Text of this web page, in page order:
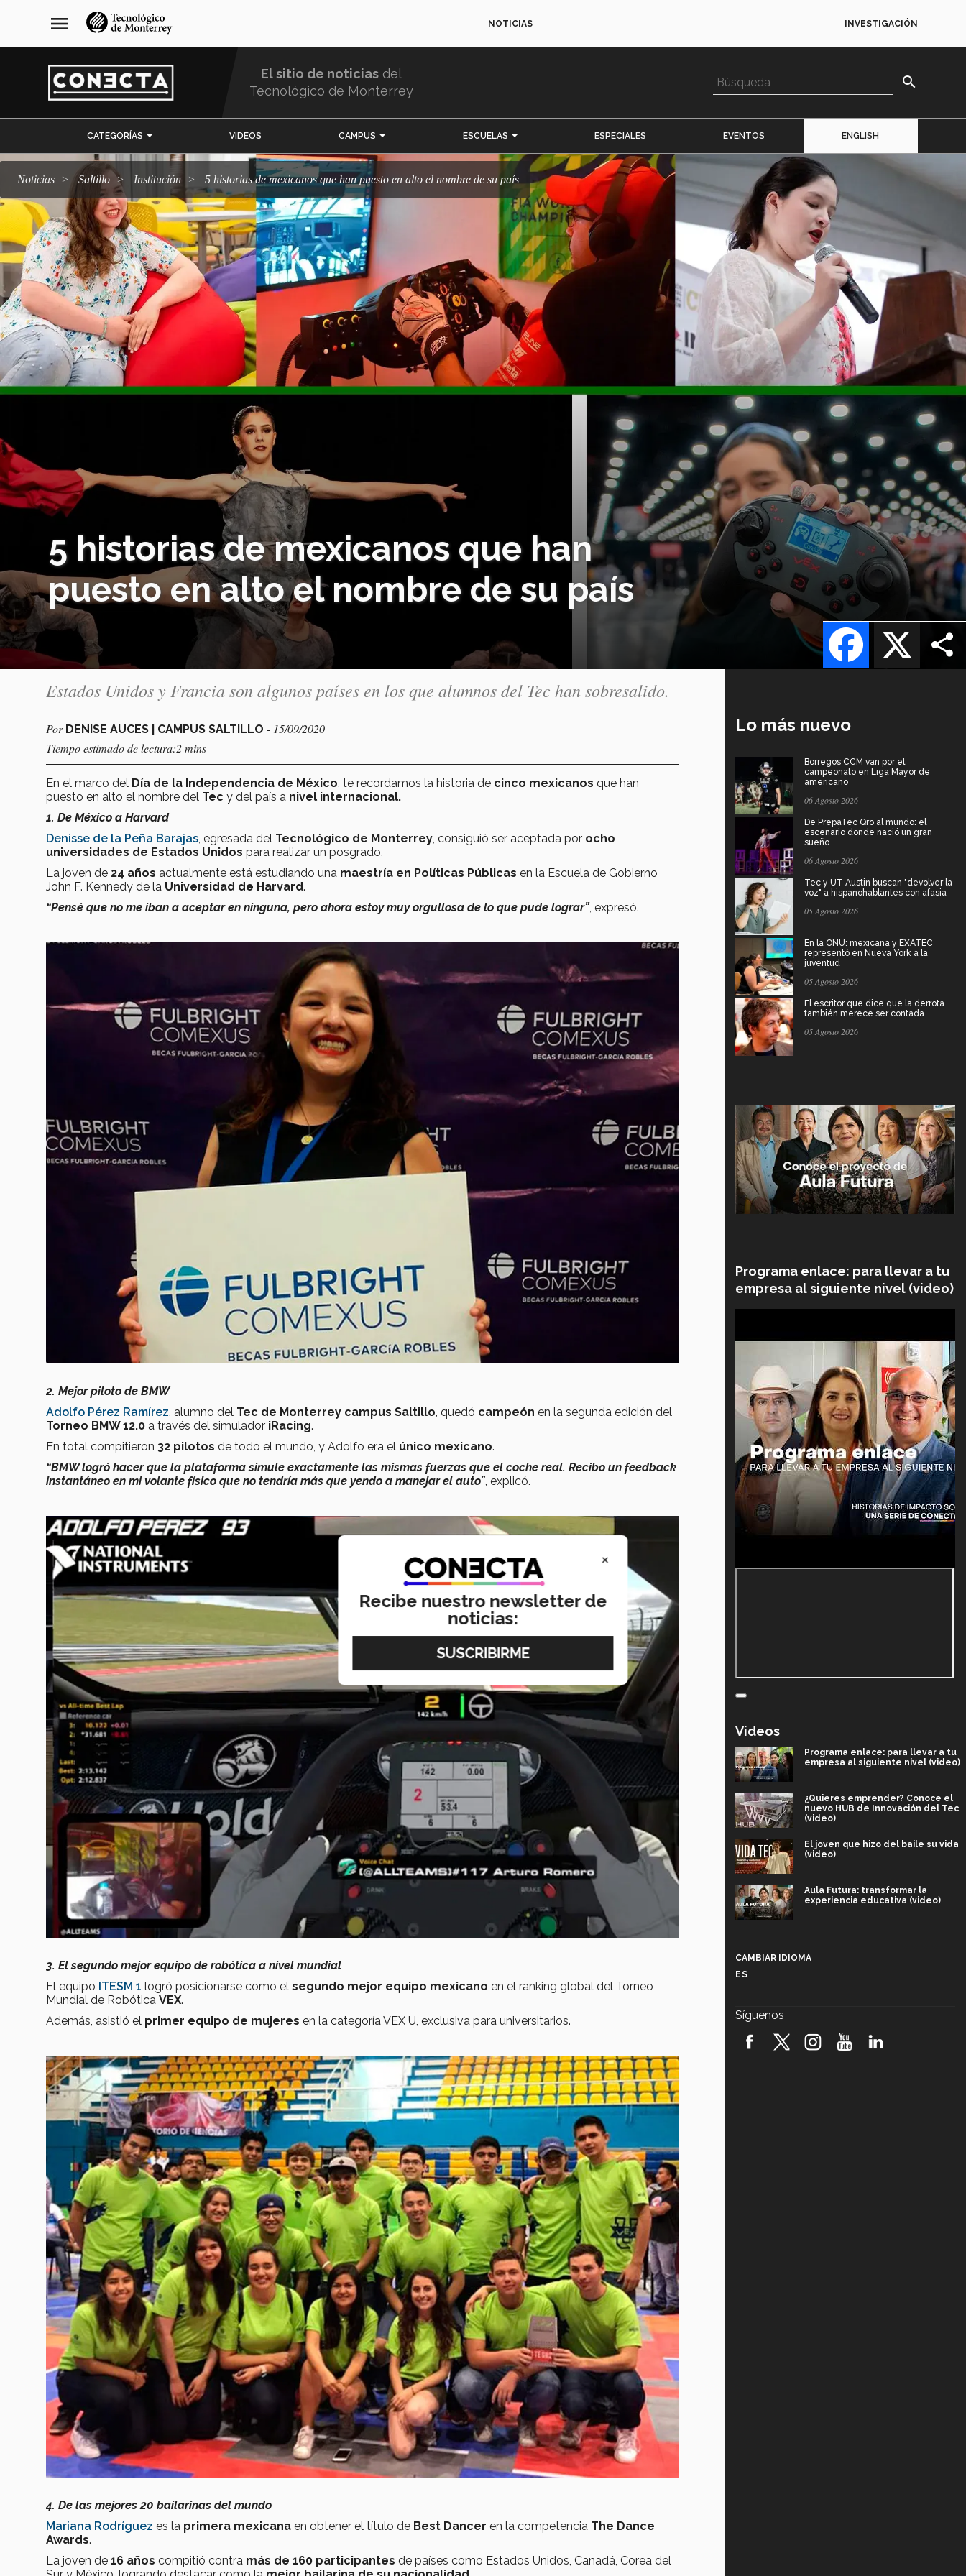
navegación
principal
menu NOTICIAS INVESTIGACIÓN
El sitio de noticias del
Tecnológico de Monterrey
search
CATEGORÍAS VIDEOS CAMPUS ESCUELAS ESPECIALES EVENTOS ENGLISH
Noticias Saltillo Institución 5 historias de mexicanos que han puesto en alto el nombre de su país
5 historias de mexicanos que han
puesto en alto el nombre de su país
X
Facebook
Estados Unidos y Francia son algunos países en los que alumnos del Tec han sobresalido.
Por DENISE AUCES | CAMPUS SALTILLO - 15/09/2020
Tiempo estimado de lectura:2 mins
En el marco del Día de la Independencia de México , te recordamos la historia de cinco mexicanos que han
puesto en alto el nombre del Tec y del país a nivel internacional.
1. De México a Harvard
Denisse de la Peña Barajas , egresada del Tecnológico de Monterrey , consiguió ser aceptada por ocho
universidades de Estados Unidos para realizar un posgrado.
La joven de 24 años actualmente está estudiando una maestría en Políticas Públicas en la Escuela de Gobierno
John F. Kennedy de la Universidad de Harvard.
“Pensé que no me iban a aceptar en ninguna, pero ahora estoy muy orgullosa de lo que pude lograr”, expresó.
2. Mejor piloto de BMW
Adolfo Pérez Ramírez, alumno del Tec de Monterrey campus Saltillo, quedó campeón en la segunda edición del
Torneo BMW 12.0 a través del simulador iRacing.
En total compitieron 32 pilotos de todo el mundo, y Adolfo era el único mexicano.
“BMW logró hacer que la plataforma simule exactamente las mismas fuerzas que el coche real. Recibo un feedback
instantáneo en mi volante físico que no tendría más que yendo a manejar el auto”, explicó.
3. El segundo mejor equipo de robótica a nivel mundial
El equipo ITESM 1 logró posicionarse como el segundo mejor equipo mexicano en el ranking global del Torneo
Mundial de Robótica VEX.
Además, asistió el primer equipo de mujeres en la categoría VEX U, exclusiva para universitarios.
4. De las mejores 20 bailarinas del mundo
Mariana Rodríguez es la primera mexicana en obtener el título de Best Dancer en la competencia The Dance
Awards.
La joven de 16 años compitió contra más de 160 participantes de países como Estados Unidos, Canadá, Corea del
Lo más nuevo
Borregos CCM van por el
campeonato en Liga Mayor de
americano
06 Agosto 2026
De PrepaTec Qro al mundo: el
escenario donde nació un gran
sueño
06 Agosto 2026
Tec y UT Austin buscan "devolver la
voz" a hispanohablantes con afasia
05 Agosto 2026
En la ONU: mexicana y EXATEC
representó en Nueva York a la
juventud
05 Agosto 2026
El escritor que dice que la derrota
también merece ser contada
05 Agosto 2026
Programa enlace: para llevar a tu
empresa al siguiente nivel (video)
Videos
Programa enlace: para llevar a tu
empresa al siguiente nivel (video)
¿Quieres emprender? Conoce el
nuevo HUB de Innovación del Tec
(video)
El joven que hizo del baile su vida
(video)
Aula Futura: transformar la
experiencia educativa (video)
robótica FIRST 2026! (video)
CAMBIAR IDIOMA
ES
Síguenos
×
Recibe nuestro newsletter de
noticias: